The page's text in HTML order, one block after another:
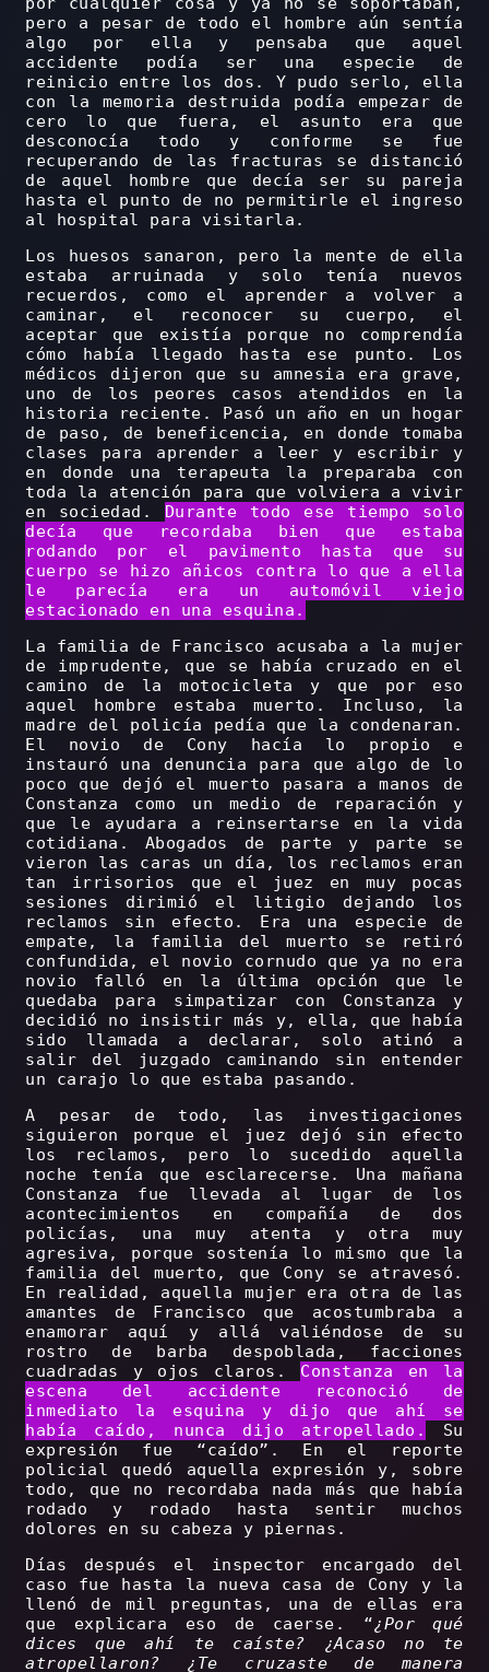
pero a pesar de todo el hombre aún sentía
algo por ella y pensaba que aquel
accidente podía ser una especie de
reinicio entre los dos. Y pudo serlo, ella
con la memoria destruida podía empezar de
cero lo que fuera, el asunto era que
desconocía todo y conforme se fue
recuperando de las fracturas se distanció
de aquel hombre que decía ser su pareja
hasta el punto de no permitirle el ingreso
al hospital para visitarla.
Los huesos sanaron, pero la mente de ella
estaba arruinada y solo tenía nuevos
recuerdos, como el aprender a volver a
caminar, el reconocer su cuerpo, el
aceptar que existía porque no comprendía
cómo había llegado hasta ese punto. Los
médicos dijeron que su amnesia era grave,
uno de los peores casos atendidos en la
historia reciente. Pasó un año en un hogar
de paso, de beneficencia, en donde tomaba
clases para aprender a leer y escribir y
en donde una terapeuta la preparaba con
toda la atención para que volviera a vivir
en sociedad. Durante todo ese tiempo solo
decía que recordaba bien que estaba
rodando por el pavimento hasta que su
cuerpo se hizo añicos contra lo que a ella
le parecía era un automóvil viejo
estacionado en una esquina.
La familia de Francisco acusaba a la mujer
de imprudente, que se había cruzado en el
camino de la motocicleta y que por eso
aquel hombre estaba muerto. Incluso, la
madre del policía pedía que la condenaran.
El novio de Cony hacía lo propio e
instauró una denuncia para que algo de lo
poco que dejó el muerto pasara a manos de
Constanza como un medio de reparación y
que le ayudara a reinsertarse en la vida
cotidiana. Abogados de parte y parte se
vieron las caras un día, los reclamos eran
tan irrisorios que el juez en muy pocas
sesiones dirimió el litigio dejando los
reclamos sin efecto. Era una especie de
empate, la familia del muerto se retiró
confundida, el novio cornudo que ya no era
novio falló en la última opción que le
quedaba para simpatizar con Constanza y
decidió no insistir más y, ella, que había
sido llamada a declarar, solo atinó a
salir del juzgado caminando sin entender
un carajo lo que estaba pasando.
A pesar de todo, las investigaciones
siguieron porque el juez dejó sin efecto
los reclamos, pero lo sucedido aquella
noche tenía que esclarecerse. Una mañana
Constanza fue llevada al lugar de los
acontecimientos en compañía de dos
policías, una muy atenta y otra muy
agresiva, porque sostenía lo mismo que la
familia del muerto, que Cony se atravesó.
En realidad, aquella mujer era otra de las
amantes de Francisco que acostumbraba a
enamorar aquí y allá valiéndose de su
rostro de barba despoblada, facciones
cuadradas y ojos claros. Constanza en la
escena del accidente reconoció de
inmediato la esquina y dijo que ahí se
había caído, nunca dijo atropellado.
Su
expresión fue “caído”. En el reporte
policial quedó aquella expresión y, sobre
todo, que no recordaba nada más que había
rodado y rodado hasta sentir muchos
dolores en su cabeza y piernas.
Días después el inspector encargado del
caso fue hasta la nueva casa de Cony y la
llenó de mil preguntas, una de ellas era
que explicara eso de caerse. “¿Por qué
dices que ahí te caíste? ¿Acaso no te
atropellaron? ¿Te cruzaste de manera